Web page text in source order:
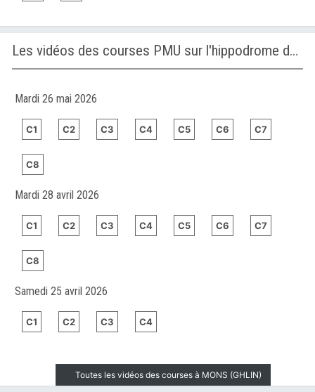
Les vidéos des courses PMU sur l'hippodrome de MONS (GHLIN)
Mardi 26 mai 2026
C1 C2 C3 C4 C5 C6 C7
C8
Mardi 28 avril 2026
C1 C2 C3 C4 C5 C6 C7
C8
Samedi 25 avril 2026
C1 C2 C3 C4
Toutes les vidéos des courses à MONS (GHLIN)